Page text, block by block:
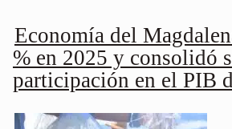
Economía del
% en 2025 y consolidó
participación en el PIB